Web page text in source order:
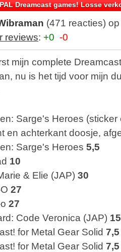
Dreamcast games! Losse
(471 reacties)
reviews: +0 -0
mijn complete
nu is het tijd voor mijn
Sarge's Heroes
en achterkant doosje,
Sarge's Heroes 5,5
10
& Elie (JAP) 30
27
27
Code Veronica (JAP) 15
for Metal Gear Solid 7,5
for Metal Gear Solid 7,5